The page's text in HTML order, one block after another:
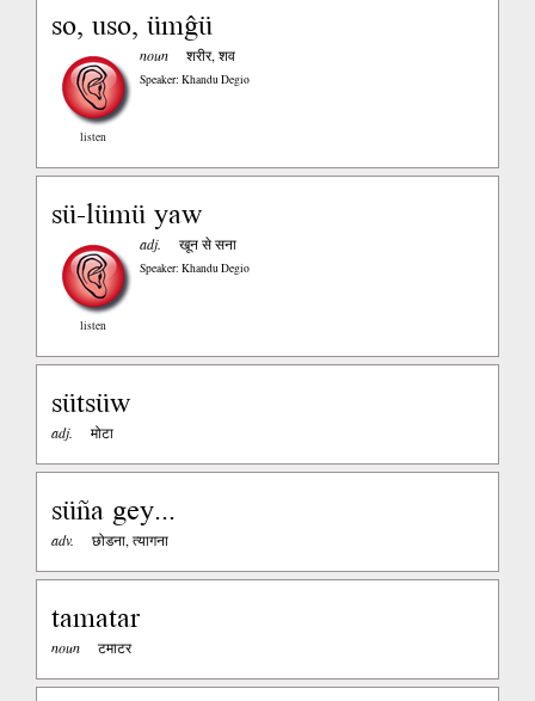
so, uso, ümĝü
listen
noun शरीर, शव
Speaker: Khandu Degio
sü-lümü yaw
listen
adj. खून से सना
Speaker: Khandu Degio
sütsüw
adj. मोटा
süña gey...
adv. छोडना, त्यागना
tamatar
noun टमाटर